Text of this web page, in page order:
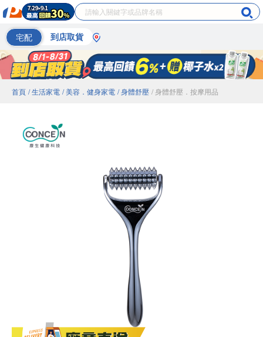
宅配 到店取貨
首頁 / 生活家電 / 美容．健身家電 / 身體舒壓 / 身體舒壓．按摩用品